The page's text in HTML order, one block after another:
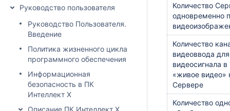
Руководство пользователя
Руководство Пользователя.
Введение
Политика жизненного цикла
программного обеспечения
Информационная
безопасность в ПК
Интеллект X
Описание ПК Интеллект X
Количество
одновременно
Количество
видеоввода
видеосигнала
«живое видео»
Сервере
Количество